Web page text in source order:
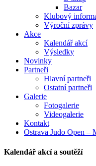
Bazar
Klubový
Výroční zprávy
Akce
Kalendář akcí
Výsledky
Novinky
Partneři
Hlavní partneři
Ostatní partneři
Galerie
Fotogalerie
Videogalerie
Kontakt
Ostrava Judo Open –
Kalendář akcí a soutěží